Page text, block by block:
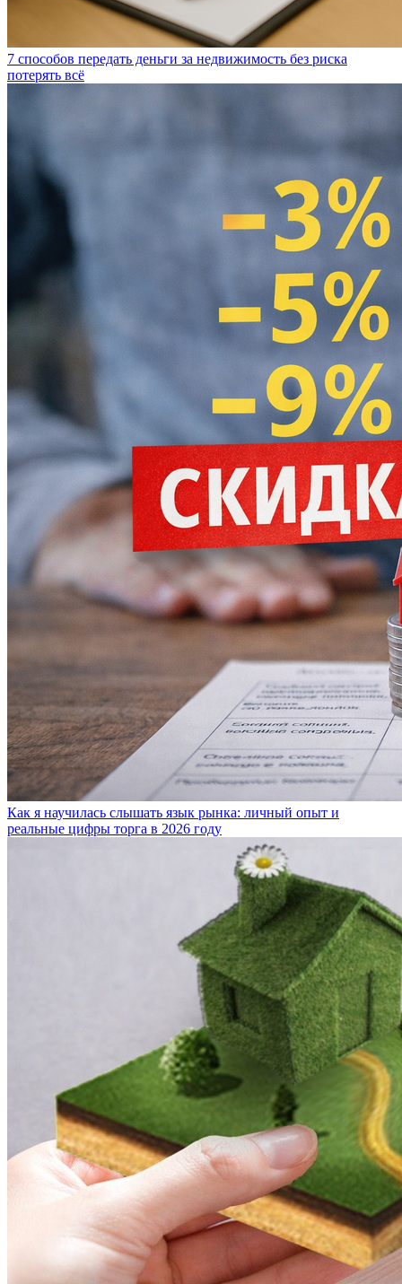
7 способов передать деньги за недвижимость без риска
потерять всё
Как я научилась слышать язык рынка: личный опыт и
реальные цифры торга в 2026 году